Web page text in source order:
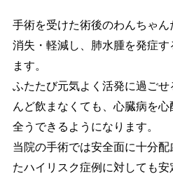
手術を受けた術後のわんちゃ
消失・軽減し、肺水腫を発症す
ます。
ふたたび元気よく活発に過ご
んど飲まなくても、心臓病を
全うできるようになります。
当院の手術では安全面に十分
たハイリスク症例に対しても安